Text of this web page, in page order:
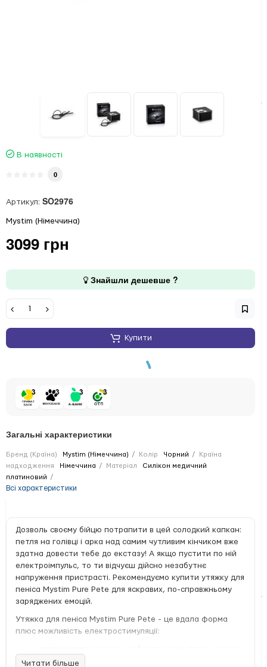
В наявності
0
Артикул: SO2976
Mystim (Німеччина)
3099 грн
Знайшли дешевше ?
Купити
Загальні характеристики
Бренд (Країна) Mystim (Німеччина) Колір Чорний
Країна
надходження
Німеччина Матеріал
Силікон медичний
платиновий
Всі характеристики
Дозволь своєму бійцю потрапити в цей солодкий капкан:
петля на голівці і арка над самим чутливим кінчиком вже
здатна довести тебе до екстазу! А якщо пустити по ній
електроімпульс, то ти відчуєш дійсно незабутнє
напруження пристрасті. Рекомендуємо купити утяжку для
пеніса Mystim Pure Pete для яскравих, по-справжньому
заряджених емоцій.
Утяжка для пеніса Mystim Pure Pete - це вдала форма
плюс можливість електростимуляції:
самі можете регулювати ступінь тиску на член,
Читати більше